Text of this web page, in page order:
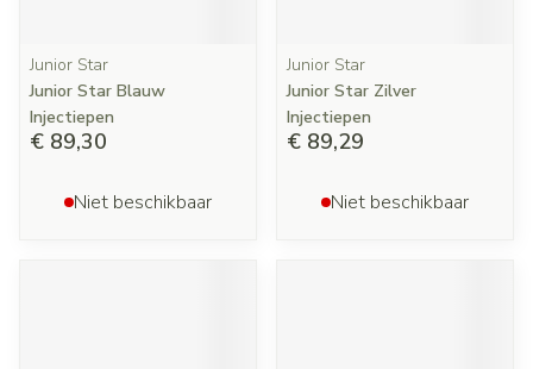
Junior Star
Junior Star Blauw
Injectiepen
€ 89,30
Niet beschikbaar
Junior Star
Junior Star Zilver
Injectiepen
€ 89,29
Niet beschikbaar